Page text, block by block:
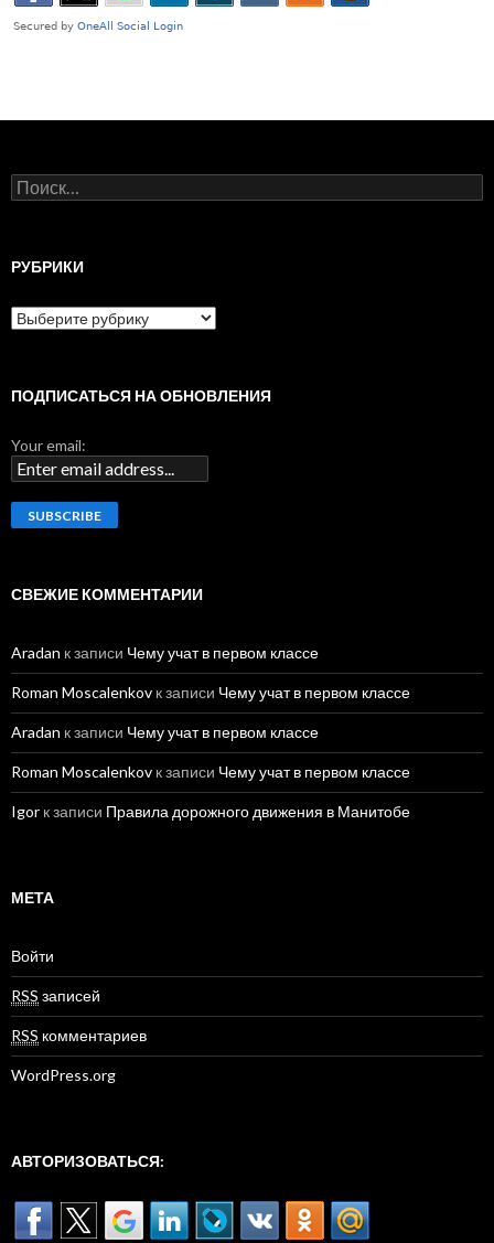
Н
а
и
РУБРИКИ
Р
у
и
ПОДПИСАТЬСЯ НА ОБНОВЛЕНИЯ
Your email:
СВЕЖИЕ КОММЕНТАРИИ
Aradan к записи Чему учат в первом классе
Roman Moscalenkov к записи Чему учат в первом классе
Aradan к записи Чему учат в первом классе
Roman Moscalenkov к записи Чему учат в первом классе
Igor к записи Правила дорожного движения в Манитобе
МЕТА
Войти
RSS записей
RSS комментариев
WordPress.org
АВТОРИЗОВАТЬСЯ: